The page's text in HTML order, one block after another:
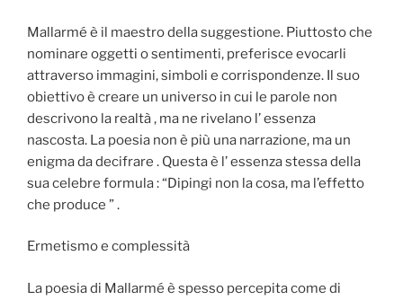
Mallarmé è il maestro della suggestione. Piuttosto che
nominare oggetti o sentimenti, preferisce evocarli
attraverso immagini, simboli e corrispondenze. Il suo
obiettivo è creare un universo in cui le parole non
descrivono la realtà , ma ne rivelano l’ essenza
nascosta. La poesia non è più una narrazione, ma un
enigma da decifrare . Questa è l’ essenza stessa della
sua celebre formula : “Dipingi non la cosa, ma l’effetto
che produce ” .
Ermetismo e complessità
La poesia di Mallarmé è spesso percepita come di